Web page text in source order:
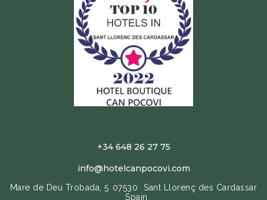
+34 648 26 27 75
info@hotelcanpocovi.com
Mare de Deu Trobada, 5 07530
Sant Llorenç des Cardassar
Spain